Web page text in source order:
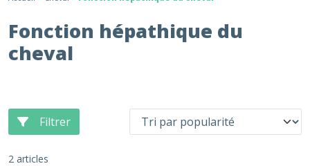
Fonction hépathique du
cheval
Filtrer
2 articles